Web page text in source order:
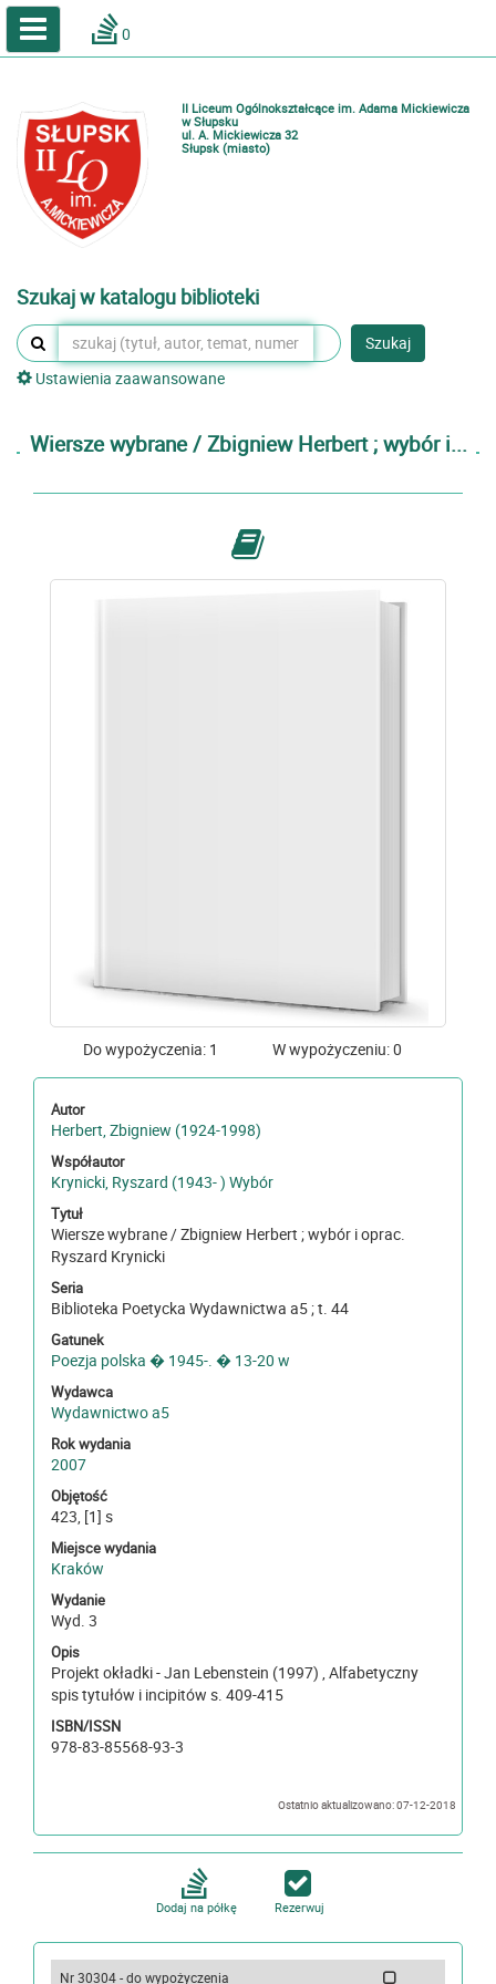
Katalog online biblioteki szkolnej
0
II Liceum Ogólnokształcące im. Adama Mickiewicza
w Słupsku
ul. A. Mickiewicza 32
Słupsk (miasto)
Szukaj w katalogu biblioteki
Szukaj
Ustawienia zaawansowane
Wiersze wybrane / Zbigniew Herbert ; wybór i...
Do wypożyczenia: 1 W wypożyczeniu: 0
Autor
Herbert, Zbigniew (1924-1998)
Współautor
Krynicki, Ryszard (1943- ) Wybór
Tytuł
Wiersze wybrane / Zbigniew Herbert ; wybór i oprac.
Ryszard Krynicki
Seria
Biblioteka Poetycka Wydawnictwa a5 ; t. 44
Gatunek
Poezja polska � 1945-. � 13-20 w
Wydawca
Wydawnictwo a5
Rok wydania
2007
Objętość
423, [1] s
Miejsce wydania
Kraków
Wydanie
Wyd. 3
Opis
Projekt okładki - Jan Lebenstein (1997) , Alfabetyczny
spis tytułów i incipitów s. 409-415
ISBN/ISSN
978-83-85568-93-3
Ostatnio aktualizowano: 07-12-2018
Dodaj na półkę Rezerwuj
Nr 30304 - do wypożyczenia